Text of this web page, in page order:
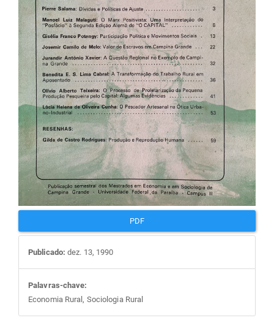
PDF
Publicado: dez. 13, 1990
Palavras-chave:
Economia Rural, Sociologia Rural